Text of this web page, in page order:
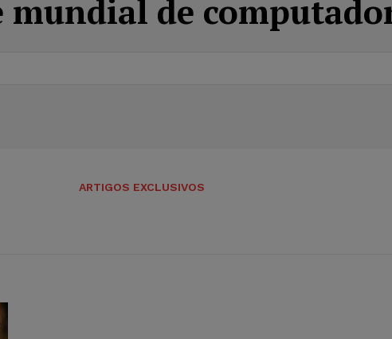
mundial de
ARTIGOS EXCLUSIVOS